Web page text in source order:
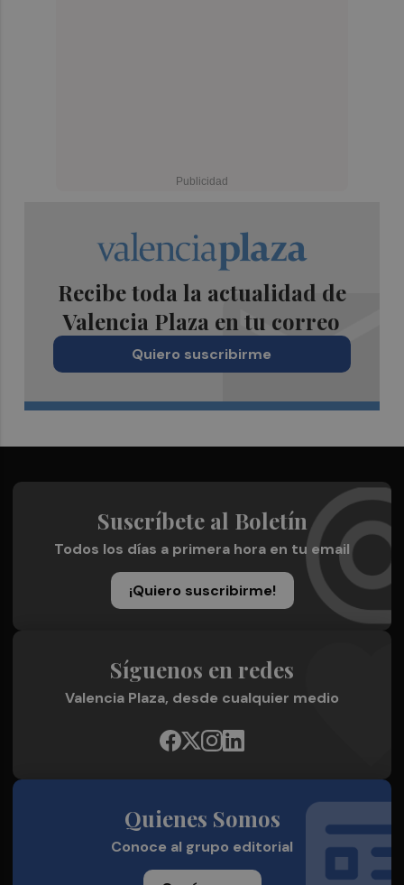
Recibe toda la actualidad de
Valencia Plaza en tu correo
Quiero suscribirme
Suscríbete al Boletín
Todos los días a primera hora en tu email
¡Quiero suscribirme!
Síguenos en redes
Valencia Plaza, desde cualquier medio
Quienes Somos
Conoce al grupo editorial